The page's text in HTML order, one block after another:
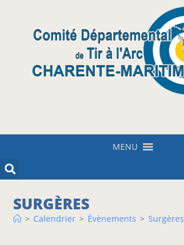
MENU
SURGÈRES
> Calendrier > Évènements > Surgères